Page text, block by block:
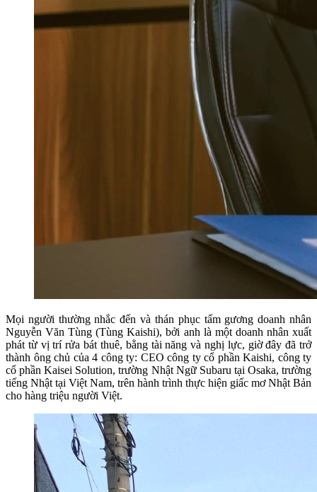
Mọi người thường nhắc đến và thán phục tấm gương doanh nhân
Nguyễn Văn Tùng (Tùng Kaishi), bởi anh là một doanh nhân xuất
phát từ vị trí rửa bát thuê, bằng tài năng và nghị lực, giờ đây đã trở
thành ông chủ của 4 công ty: CEO công ty cổ phần Kaishi, công ty
cổ phần Kaisei Solution, trường Nhật Ngữ Subaru tại Osaka, trường
tiếng Nhật tại Việt Nam, trên hành trình thực hiện giấc mơ Nhật Bản
cho hàng triệu người Việt.